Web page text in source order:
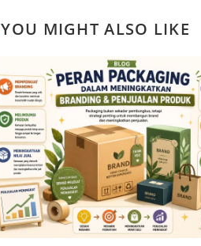
YOU MIGHT ALSO LIKE